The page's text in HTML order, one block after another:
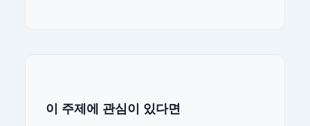
이 주제에 관심이 있다면